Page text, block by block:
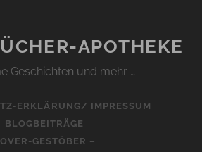
APOTHEKE
Geschichten und mehr …
ERKLÄRUNG/ IMPRESSUM
BLOGBEITRÄGE
GESTÖBER –